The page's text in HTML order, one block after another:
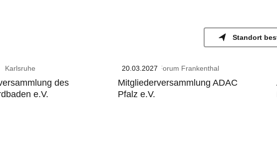
Karlsruhe
des
e.V.
20.03.2027
CongressForum Frankenthal
Mitgliederversammlung ADAC
Pfalz e.V.
Standort